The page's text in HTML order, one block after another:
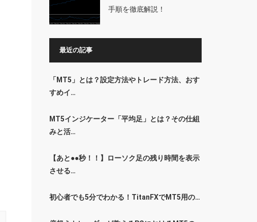
手順を徹底解説！
最近の記事
「MT5」とは？設定方法やトレード方法、おす
すめイ…
MT5インジケーター「平均足」とは？その仕組
みと活…
【あと●●秒！！】ローソク足の残り時間を表示
させる…
初心者でも5分でわかる！TitanFXでMT5用の…